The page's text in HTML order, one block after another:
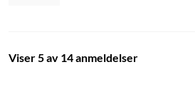
Viser 5 av 14 anmeldelser